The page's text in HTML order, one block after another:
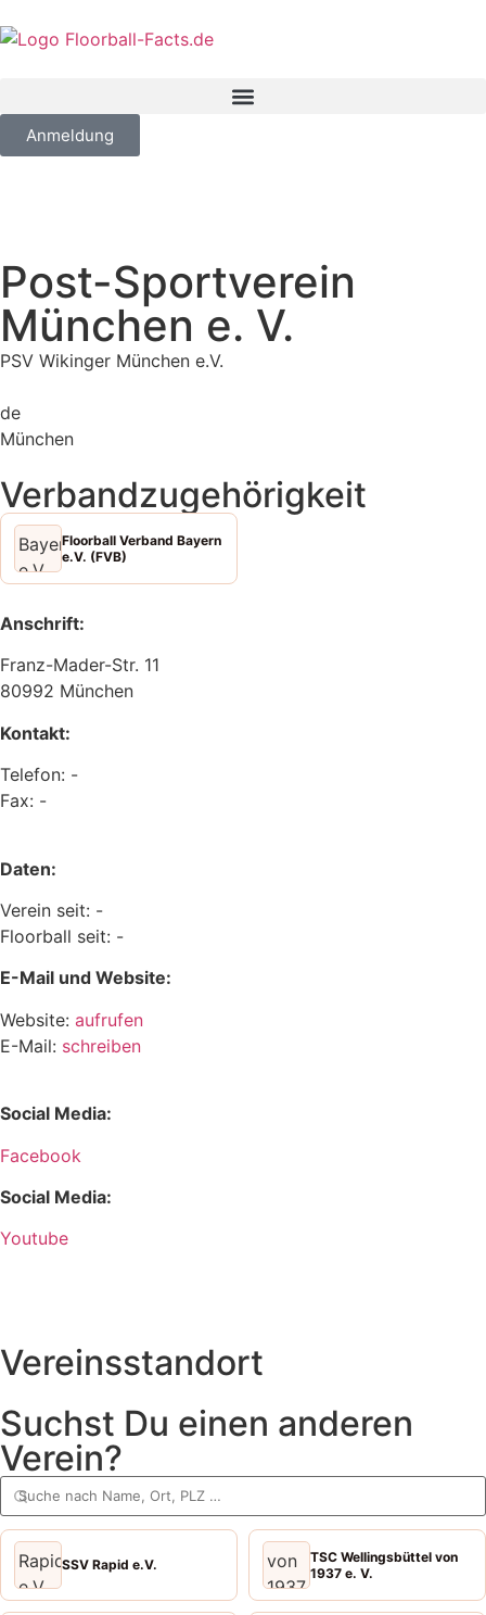
Anmeldung
Post-Sportverein
München e. V.
PSV Wikinger München e.V.
de
München
Verbandzugehörigkeit
Floorball Verband Bayern
e.V. (FVB)
Anschrift:
Franz-Mader-Str. 11
80992 München
Kontakt:
Telefon: -
Fax: -
Daten:
Verein seit: -
Floorball seit: -
E-Mail und Website:
Website: aufrufen
E-Mail: schreiben
Social Media:
Facebook
Social Media:
Youtube
Vereinsstandort
Suchst Du einen anderen
Verein?
SSV Rapid e.V.
TSC Wellingsbüttel von
1937 e. V.